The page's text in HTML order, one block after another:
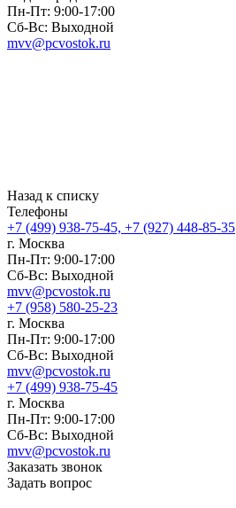
Пн-Пт: 9:00-17:00
Сб-Вс: Выходной
mvv@pcvostok.ru
Назад к списку
Телефоны
+7 (499) 938-75-45, +7 (927) 448-85-35
г. Москва
Пн-Пт: 9:00-17:00
Сб-Вс: Выходной
mvv@pcvostok.ru
+7 (958) 580-25-23
г. Москва
Пн-Пт: 9:00-17:00
Сб-Вс: Выходной
mvv@pcvostok.ru
+7 (499) 938-75-45
г. Москва
Пн-Пт: 9:00-17:00
Сб-Вс: Выходной
mvv@pcvostok.ru
Заказать звонок
Задать вопрос